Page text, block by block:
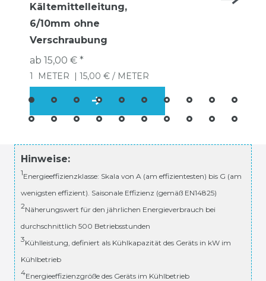
Kältemittelleitung,
6/10mm ohne
Verschraubung
ab 15,00 € *
1 METER | 15,00 € / METER
Hinweise:
1Energieeffizienzklasse: Skala von A (am effizientesten) bis G (am
wenigsten effizient). Saisonale Effizienz (gemäß EN14825)
2Näherungswert für den jährlichen Energieverbrauch bei
durchschnittlich 500 Betriebsstunden
3Kühlleistung, definiert als Kühlkapazität des Geräts in kW im
Kühlbetrieb
4Energieeffizienzgröße des Geräts im Kühlbetrieb